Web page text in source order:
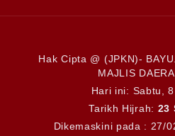
Hak Cipta @ (JPKN)-
MAJLIS
Hari ini: Sabtu,
Tarikh Hijrah: 23
Dikemaskini pada : 27/